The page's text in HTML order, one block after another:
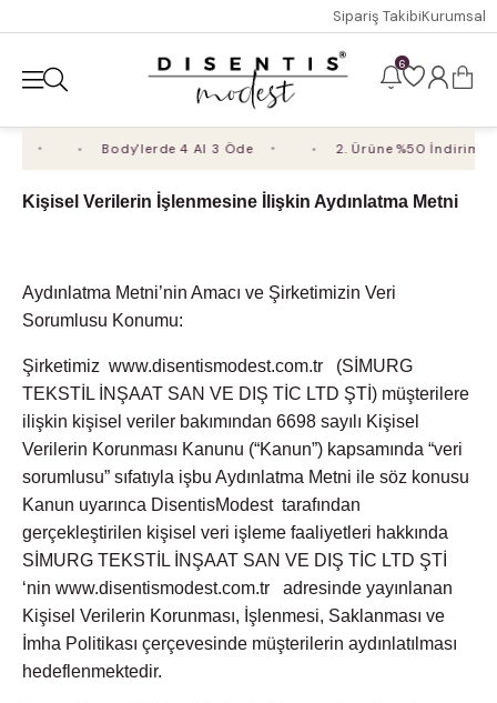
Sipariş TakibiKurumsal
6
Body'lerde 4 Al 3 Öde 2. Ürüne %50 İndirim
Kişisel Verilerin İşlenmesine İlişkin Aydınlatma Metni
Aydınlatma Metni’nin Amacı ve Şirketimizin Veri
Sorumlusu Konumu:
Şirketimiz www.disentismodest.com.tr (SİMURG
TEKSTİL İNŞAAT SAN VE DIŞ TİC LTD ŞTİ) müşterilere
ilişkin kişisel veriler bakımından 6698 sayılı Kişisel
Verilerin Korunması Kanunu (“Kanun”) kapsamında “veri
sorumlusu” sıfatıyla işbu Aydınlatma Metni ile söz konusu
Kanun uyarınca DisentisModest tarafından
gerçekleştirilen kişisel veri işleme faaliyetleri hakkında
SİMURG TEKSTİL İNŞAAT SAN VE DIŞ TİC LTD ŞTİ
‘nin www.disentismodest.com.tr adresinde yayınlanan
Kişisel Verilerin Korunması, İşlenmesi, Saklanması ve
İmha Politikası çerçevesinde müşterilerin aydınlatılması
hedeflenmektedir.